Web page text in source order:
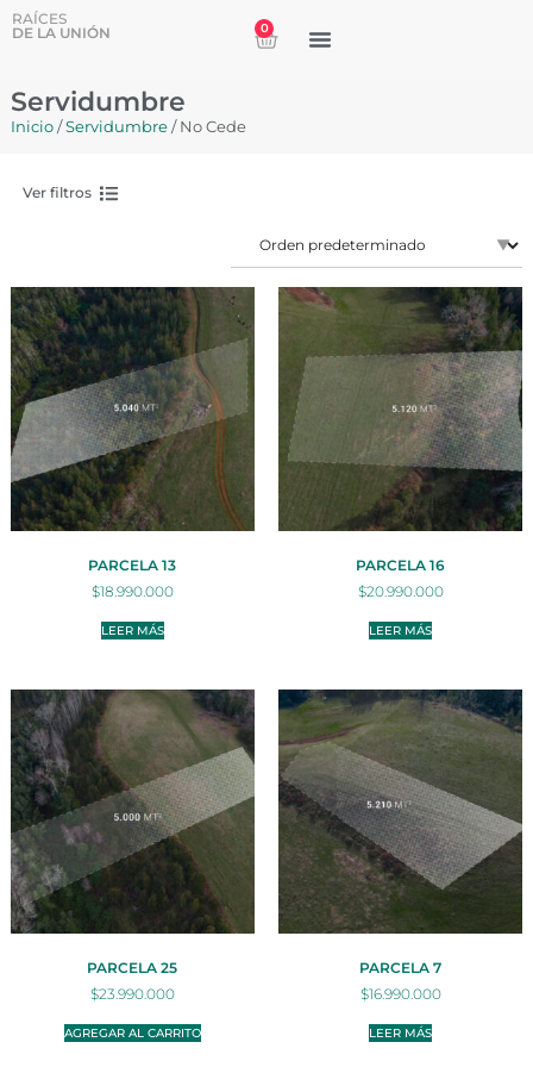
RAÍCES
DE LA UNIÓN
0
Servidumbre
Inicio/Servidumbre/ No Cede
Ver filtros
PARCELA 13
$18.990.000
LEER MÁS
PARCELA 16
$20.990.000
LEER MÁS
PARCELA 25
$23.990.000
AGREGAR AL CARRITO
PARCELA 7
$16.990.000
LEER MÁS